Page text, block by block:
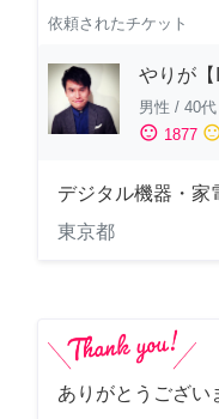
依頼されたチケット
やりが【
男性 / 40代
sentiment_satisfied 1877
デジタル機器・家
東京都
ありがとうござい